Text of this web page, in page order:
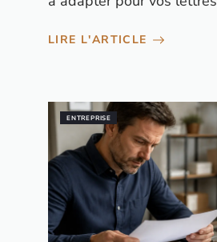
LIRE L'ARTICLE
ENTREPRISE